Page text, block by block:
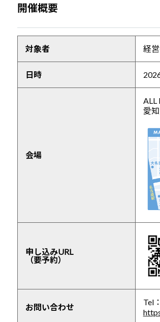
開催概要
対象者 経
日時
会場
ALL
愛
申し込みURL
（要予約）
お問い合わせ
Tel